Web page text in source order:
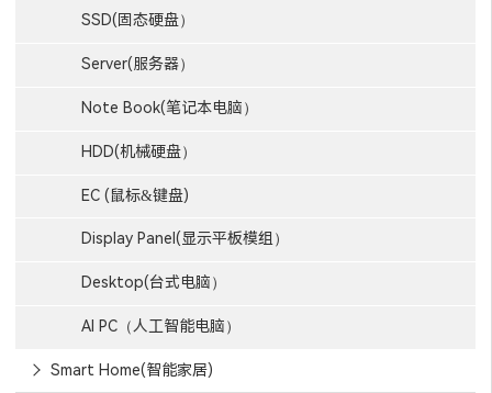
SSD(固态硬盘）
Server(服务器）
Note Book(笔记本电脑）
HDD(机械硬盘）
EC (鼠标&键盘)
Display Panel(显示平板模组）
Desktop(台式电脑）
AI PC（人工智能电脑）
Smart Home(智能家居)